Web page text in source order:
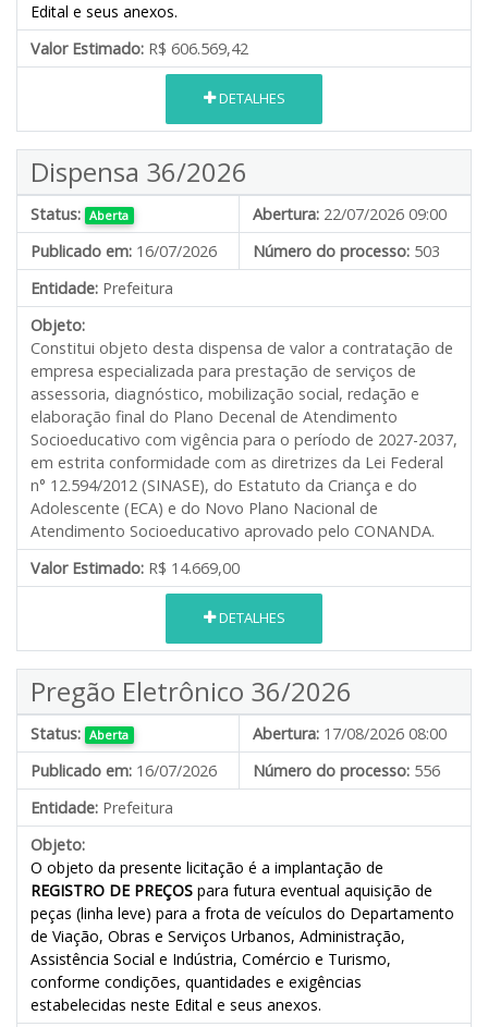
Edital e seus anexos.
Valor Estimado: R$ 606.569,42
DETALHES
Dispensa 36/2026
Status: Aberta Abertura: 22/07/2026 09:00
Publicado em: 16/07/2026 Número do processo: 503
Entidade: Prefeitura
Objeto:
Constitui objeto desta dispensa de valor a contratação de
empresa especializada para prestação de serviços de
assessoria, diagnóstico, mobilização social, redação e
elaboração final do Plano Decenal de Atendimento
Socioeducativo com vigência para o período de 2027-2037,
em estrita conformidade com as diretrizes da Lei Federal
n° 12.594/2012 (SINASE), do Estatuto da Criança e do
Adolescente (ECA) e do Novo Plano Nacional de
Atendimento Socioeducativo aprovado pelo CONANDA.
Valor Estimado: R$ 14.669,00
DETALHES
Pregão Eletrônico 36/2026
Status: Aberta Abertura: 17/08/2026 08:00
Publicado em: 16/07/2026 Número do processo: 556
Entidade: Prefeitura
Objeto:
O objeto da presente licitação é a implantação de
REGISTRO DE PREÇOS para futura eventual aquisição de
peças (linha leve) para a frota de veículos do Departamento
de Viação, Obras e Serviços Urbanos, Administração,
Assistência Social e Indústria, Comércio e Turismo,
conforme condições, quantidades e exigências
estabelecidas neste Edital e seus anexos.